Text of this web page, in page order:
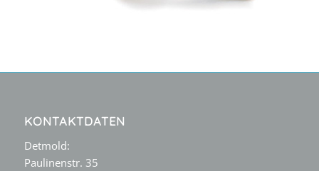
KONTAKTDATEN
Detmold:
Paulinenstr. 35